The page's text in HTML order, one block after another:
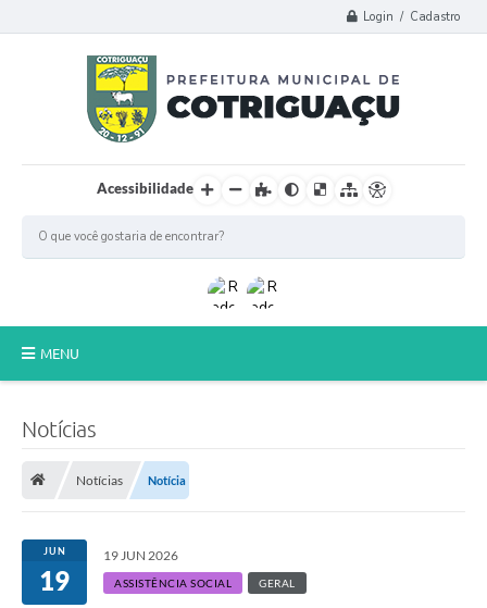
Login / Cadastro
Acessibilidade
MENU
A Prefeitura
Notícias
Notícias
Notícias Notícia
JUN
19
19 JUN 2026
ASSISTÊNCIA SOCIAL GERAL